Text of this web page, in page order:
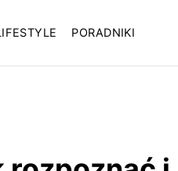
PORADNIKI